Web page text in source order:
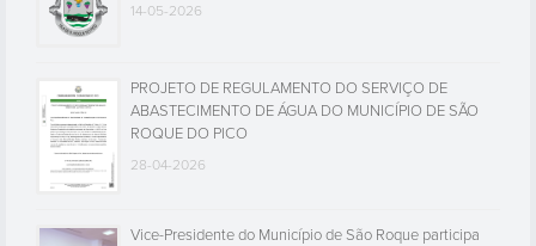
14-05-2026
PROJETO DE REGULAMENTO DO SERVIÇO DE
ABASTECIMENTO DE ÁGUA DO MUNICÍPIO DE SÃO
ROQUE DO PICO
28-04-2026
Vice-Presidente do Município de São Roque participa